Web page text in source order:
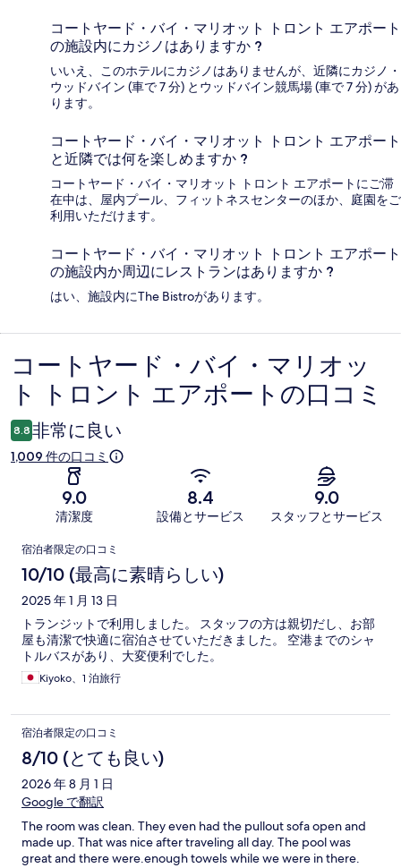
コートヤード・バイ・マリオット トロント エアポート
の施設内にカジノはありますか ?
いいえ、このホテルにカジノはありませんが、近隣にカジノ・
ウッドバイン (車で 7 分) とウッドバイン競馬場 (車で 7 分) があ
ります。
コートヤード・バイ・マリオット トロント エアポート
と近隣では何を楽しめますか ?
コートヤード・バイ・マリオット トロント エアポートにご滞
在中は、屋内プール、フィットネスセンターのほか、庭園をご
利用いただけます。
コートヤード・バイ・マリオット トロント エアポート
の施設内か周辺にレストランはありますか ?
はい、施設内にThe Bistroがあります。
口
コ
ミ
コートヤード・バイ・マリオッ
ト トロント エアポートの口コミ
8.8 非常に良い
1,009 件の口コミ
9.0
清潔度
8.4
設備とサービス
9.0
スタッフとサービス
口
コ
ミ
宿泊者限定の口コミ
10/10 (最高に素晴らしい)
2025 年 1 月 13 日
トランジットで利用しました。 スタッフの方は親切だし、お部
屋も清潔で快適に宿泊させていただきました。 空港までのシャ
トルバスがあり、大変便利でした。
Kiyoko、1 泊旅行
宿泊者限定の口コミ
8/10 (とても良い)
2026 年 8 月 1 日
Google で翻訳
The room was clean. They even had the pullout sofa open and
made up. That was nice after traveling all day. The pool was
great and there were.enough towels while we were in there.